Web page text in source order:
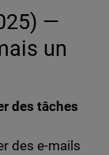
—
un
des tâches
des e-mails